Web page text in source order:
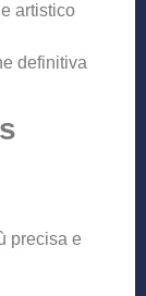
artistico
definitiva
precisa e